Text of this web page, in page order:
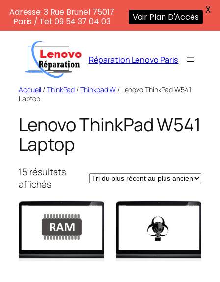
contenu
Réparation Lenovo Paris
Accueil /ThinkPad /Thinkpad W/ Lenovo ThinkPad W541
Laptop
Lenovo ThinkPad W541
Laptop
15 résultats
affichés
plus
récent
au
plus
ancien
Adresse: 3 Rue Brunel 75017
Paris / Tel: 09 54 37 04 03
Voir Plan D'Accès
X